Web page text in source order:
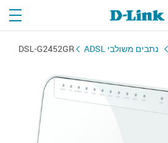
נתבים משולבי ADSL DSL-G2452GR